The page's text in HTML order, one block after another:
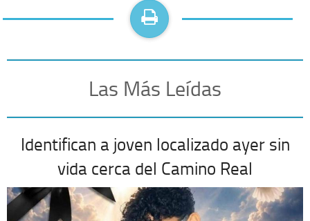
Las Más Leídas
Identifican a joven localizado ayer sin
vida cerca del Camino Real